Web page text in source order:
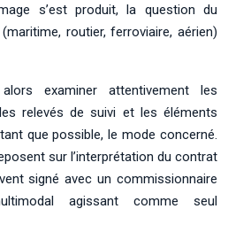
s’est produit, la question du
routier, ferroviaire, aérien)
examiner attentivement les
relevés de suivi et les éléments
que possible, le mode concerné.
sur l’interprétation du contrat
signé avec un commissionnaire
agissant comme seul